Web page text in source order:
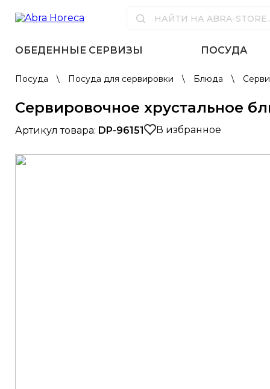
ОБЕДЕННЫЕ СЕРВИЗЫ ПОСУДА
Посуда \ Посуда для сервировки \ Блюда \
Сервировочное хрустальное
Артикул товара: DP-96151 В избранное